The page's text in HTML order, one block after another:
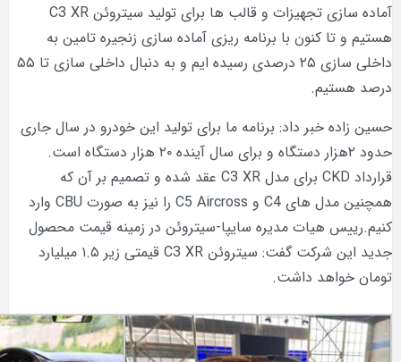
آماده سازی تجهیزات و قالب ها برای تولید سیتروئن C3 XR
با برنامه ریزی آماده سازی زنجیره تامین به
داخلی سازی ۲۵ درصدی رسیده ایم و به دنبال داخلی سازی تا ۵۵
داد: برنامه ما برای تولید این خودرو در سال جاری
حدود ۲هزار دستگاه و برای سال آینده ۲۰ هزار دستگاه است.
قرارداد CKD برای مدل C3 XR عقد شده و تصمیم بر آن که
همچنین مدل های C4 و C5 Aircross را نیز به صورت CBU وارد
هیات مدیره سایپا-سیتروئن در زمینه قیمت محصول
جدید این شرکت گفت: سیتروئن C3 XR قیمتی زیر ۱.۵ میلیارد
داشت.